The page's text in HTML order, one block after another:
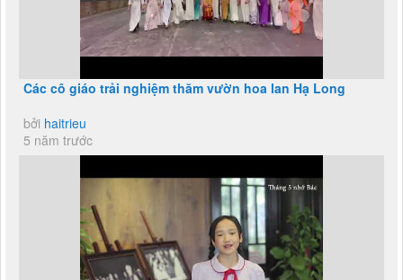
Các cô giáo trải nghiệm thăm vườn hoa lan Hạ Long
bởi haitrieu
5 năm trước